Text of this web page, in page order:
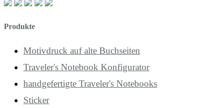
Produkte
Motivdruck auf alte Buchseiten
Traveler's Notebook Konfigurator
handgefertigte Traveler's Notebooks
Sticker